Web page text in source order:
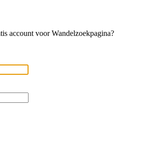
account voor Wandelzoekpagina?